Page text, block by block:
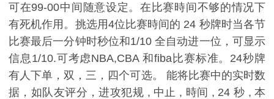
可在99-00中间随意设定。在比赛時间不够的情况下
有死机作用。挑选用4位比赛時间的 24 秒牌时当各节
比赛最后一分钟时秒位和1/10 全自动进一位，可显示
信息1/10.可考虑NBA,CBA 和fiba比赛标准。24秒牌
有人下单，双，三，四个可选。 能将比赛中的实时数
据，如队友评分，进攻犯规 , 中止 , 時间 , 24 秒 , 本